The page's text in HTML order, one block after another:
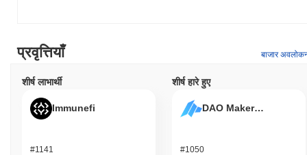
प्रवृत्तियाँ बाजार
शीर्ष लाभार्थी
Immunefi
#1141
शीर्ष हारे हुए
DAO Maker Token
#1050